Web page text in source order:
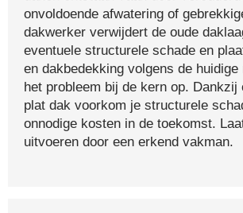
onvoldoende afwatering of
dakwerker verwijdert de oude
eventuele structurele schade en
en dakbedekking volgens de
het probleem bij de kern op. Dankzij
plat dak voorkom je structurele
onnodige kosten in de toekomst.
uitvoeren door een erkend vakman.